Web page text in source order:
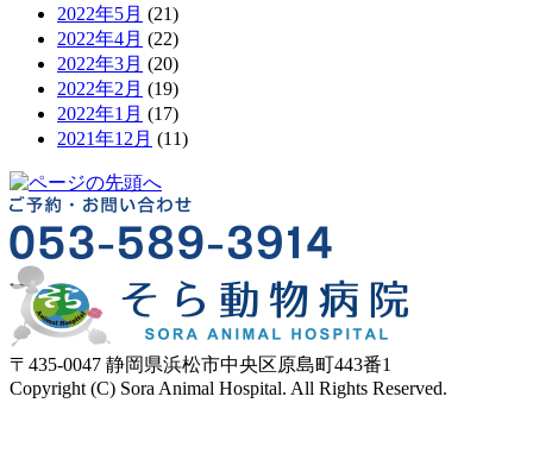
2022年5月 (21)
2022年4月 (22)
2022年3月 (20)
2022年2月 (19)
2022年1月 (17)
2021年12月 (11)
〒435-0047 静岡県浜松市中央区原島町443番1
Copyright (C) Sora Animal Hospital. All Rights Reserved.